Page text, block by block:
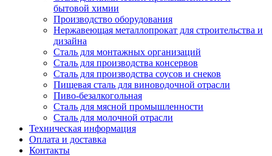
бытовой химии
Производство оборудования
Нержавеющая металлопрокат для строительства и
дизайна
Сталь для монтажных организаций
Сталь для производства консервов
Сталь для производства соусов и снеков
Пищевая сталь для виноводочной отрасли
Пиво-безалкогольная
Сталь для мясной промышленности
Сталь для молочной отрасли
Техническая информация
Оплата и доставка
Контакты